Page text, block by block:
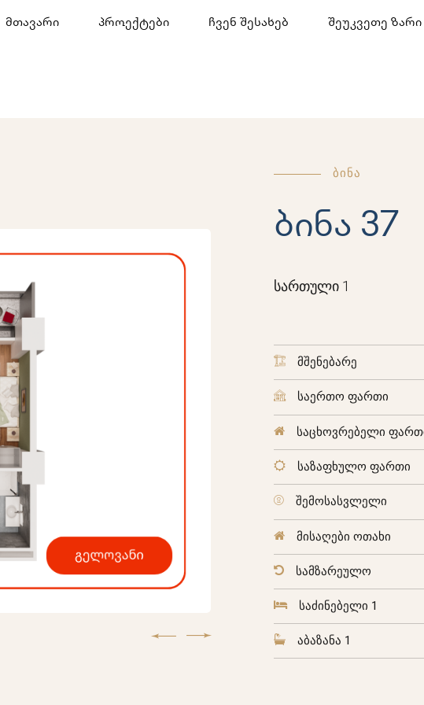
მთავარი პროექტები ჩვენ შესახებ შეუკვეთე ზარი
ბინა
ბინა 37
სართული 1
მშენებარე
საერთო ფართი
საცხოვრებელი
საზაფხულო ფართი
შემოსასვლელი
მისაღები ოთახი
სამზარეულო
საძინებელი 1
აბაზანა 1